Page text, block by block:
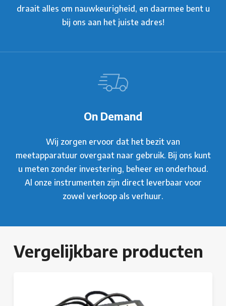
draait alles om nauwkeurigheid, en daarmee bent u
bij ons aan het juiste adres!
On Demand
Wij zorgen ervoor dat het bezit van
meetapparatuur overgaat naar gebruik. Bij ons kunt
u meten zonder investering, beheer en onderhoud.
Al onze instrumenten zijn direct leverbaar voor
zowel verkoop als verhuur.
Vergelijkbare producten